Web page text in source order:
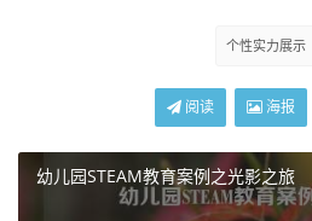
手套界面的存在，为玩家们提供
欣赏自己所佩戴手套的细节，与
家之间的游戏乐趣,还进一步强化
个性实力展示
阅读 海报
幼儿园STEAM教育案例之光影之旅